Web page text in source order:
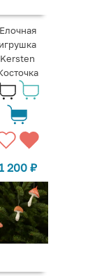
Елочная
игрушка
Kersten
200 ₽